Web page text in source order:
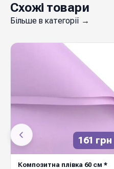
Схожі товари
Більше в категорії →
161 грн
Композитна плівка 60 см *